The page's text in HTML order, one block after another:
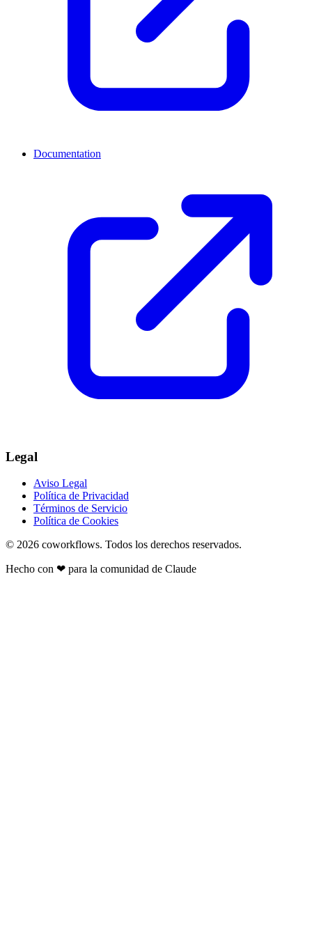
Documentation
Legal
Aviso Legal
Política de Privacidad
Términos de Servicio
Política de Cookies
© 2026 coworkflows. Todos los derechos reservados.
Hecho con ❤ para la comunidad de Claude